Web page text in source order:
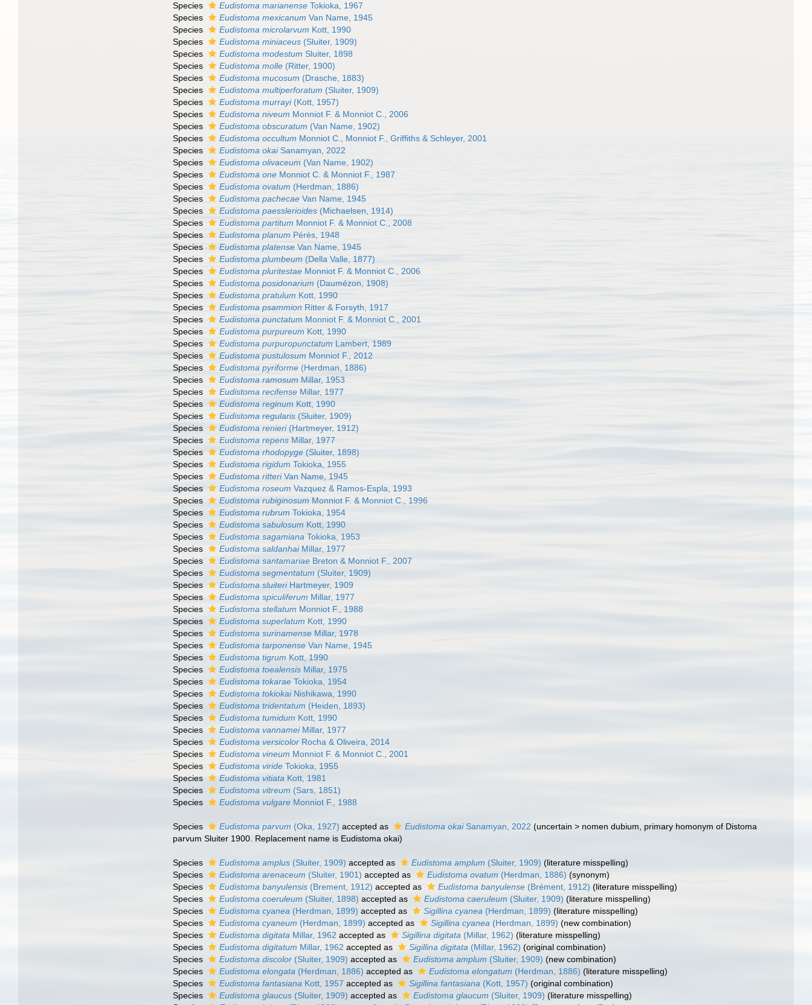
Species
Eudistoma marianense Tokioka, 1967
Species
Eudistoma mexicanum Van Name, 1945
Species
Eudistoma microlarvum Kott, 1990
Species
Eudistoma miniaceus (Sluiter, 1909)
Species
Eudistoma modestum Sluiter, 1898
Species
Eudistoma molle (Ritter, 1900)
Species
Eudistoma mucosum (Drasche, 1883)
Species
Eudistoma multiperforatum (Sluiter, 1909)
Species
Eudistoma murrayi(Kott, 1957)
Species
Eudistoma niveum Monniot F. & Monniot C., 2006
Species
Eudistoma obscuratum (Van Name, 1902)
Species
Eudistoma occultum Monniot C., Monniot F., Griffiths & Schleyer, 2001
Species
Eudistoma okaiSanamyan, 2022
Species
Eudistoma olivaceum (Van Name, 1902)
Species
Eudistoma one Monniot C. & Monniot F., 1987
Species
Eudistoma ovatum (Herdman, 1886)
Species
Eudistoma pachecae Van Name, 1945
Species
Eudistoma paesslerioides (Michaelsen, 1914)
Species
Eudistoma partitum Monniot F. & Monniot C., 2008
Species
Eudistoma planum Pérès, 1948
Species
Eudistoma platense Van Name, 1945
Species
Eudistoma plumbeum (Della Valle, 1877)
Species
Eudistoma pluritestae Monniot F. & Monniot C., 2006
Species
Eudistoma posidonarium (Daumézon, 1908)
Species
Eudistoma pratulum Kott, 1990
Species
Eudistoma psammion Ritter & Forsyth, 1917
Species
Eudistoma punctatum Monniot F. & Monniot C., 2001
Species
Eudistoma purpureum Kott, 1990
Species
Eudistoma purpuropunctatum Lambert, 1989
Species
Eudistoma pustulosum Monniot F., 2012
Species
Eudistoma pyriforme (Herdman, 1886)
Species
Eudistoma ramosum Millar, 1953
Species
Eudistoma recifense Millar, 1977
Species
Eudistoma reginum Kott, 1990
Species
Eudistoma regularis (Sluiter, 1909)
Species
Eudistoma renieri(Hartmeyer, 1912)
Species
Eudistoma repens Millar, 1977
Species
Eudistoma rhodopyge (Sluiter, 1898)
Species
Eudistoma rigidum Tokioka, 1955
Species
Eudistoma ritteriVan Name, 1945
Species
Eudistoma roseum Vazquez & Ramos-Espla, 1993
Species
Eudistoma rubiginosum Monniot F. & Monniot C., 1996
Species
Eudistoma rubrum Tokioka, 1954
Species
Eudistoma sabulosum Kott, 1990
Species
Eudistoma sagamiana Tokioka, 1953
Species
Eudistoma saldanhaiMillar, 1977
Species
Eudistoma santamariae Breton & Monniot F., 2007
Species
Eudistoma segmentatum (Sluiter, 1909)
Species
Eudistoma sluiteriHartmeyer, 1909
Species
Eudistoma spiculiferum Millar, 1977
Species
Eudistoma stellatum Monniot F., 1988
Species
Eudistoma superlatum Kott, 1990
Species
Eudistoma surinamense Millar, 1978
Species
Eudistoma tarponense Van Name, 1945
Species
Eudistoma tigrum Kott, 1990
Species
Eudistoma toealensis Millar, 1975
Species
Eudistoma tokarae Tokioka, 1954
Species
Eudistoma tokiokaiNishikawa, 1990
Species
Eudistoma tridentatum (Heiden, 1893)
Species
Eudistoma tumidum Kott, 1990
Species
Eudistoma vannameiMillar, 1977
Species
Eudistoma versicolor Rocha & Oliveira, 2014
Species
Eudistoma vineum Monniot F. & Monniot C., 2001
Species
Eudistoma viride Tokioka, 1955
Species
Eudistoma vitiata Kott, 1981
Species
Eudistoma vitreum (Sars, 1851)
Species
Eudistoma vulgare Monniot F., 1988
Species Eudistoma parvum (Oka, 1927) accepted as Eudistoma okaiSanamyan, 2022 (uncertain > nomen dubium , primary homonym of Distoma
parvum Sluiter 1900. Replacement name is Eudistoma okai)
Species Eudistoma amplus (Sluiter, 1909) accepted as Eudistoma amplum (Sluiter, 1909) (literature misspelling)
Species
Eudistoma arenaceum (Sluiter, 1901) accepted as Eudistoma ovatum (Herdman, 1886) (synonym)
Species
Eudistoma banyulensis (Brement, 1912) accepted as Eudistoma banyulense (Brément, 1912) (literature misspelling)
Species
Eudistoma coeruleum (Sluiter, 1898) accepted as Eudistoma caeruleum (Sluiter, 1909) (literature misspelling)
Species
Eudistoma cyanea (Herdman, 1899) accepted as Sigillina cyanea (Herdman, 1899) (literature misspelling)
Species
Eudistoma cyaneum (Herdman, 1899) accepted as Sigillina cyanea (Herdman, 1899) (new combination)
Species
Eudistoma digitata Millar, 1962 accepted as Sigillina digitata (Millar, 1962) (literature misspelling)
Species
Eudistoma digitatum Millar, 1962 accepted as Sigillina digitata (Millar, 1962) (original combination)
Species
Eudistoma discolor (Sluiter, 1909) accepted as Eudistoma amplum (Sluiter, 1909) (new combination)
Species
Eudistoma elongata (Herdman, 1886) accepted as Eudistoma elongatum (Herdman, 1886) (literature misspelling)
Species
Eudistoma fantasiana Kott, 1957 accepted as Sigillina fantasiana (Kott, 1957) (original combination)
Species
Eudistoma glaucus (Sluiter, 1909) accepted as Eudistoma glaucum (Sluiter, 1909) (literature misspelling)